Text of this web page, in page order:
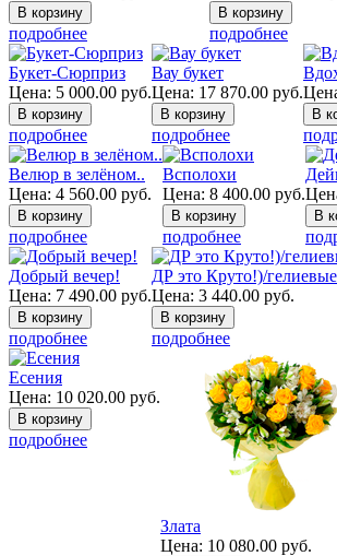
подробнее подробнее
Букет-Сюрприз
Цена: 5 000.00 руб.
подробнее
Вау букет
Цена: 17 870.00 руб.
подробнее
Велюр в зелёном..
Цена: 4 560.00 руб.
подробнее
Всполохи
Цена: 8 400.00 руб.
подробнее
Добрый вечер!
Цена: 7 490.00 руб.
подробнее
ДР это Круто!)/
Цена: 3 440.00 руб.
подробнее
Есения
Цена: 10 020.00 руб.
подробнее
Злата
Цена: 10 080.00 руб.